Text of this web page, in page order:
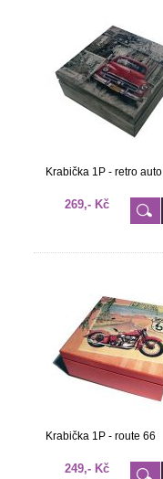
Krabička 1P - retro auto
269,- Kč
Krabička 1P - route 66
249,- Kč